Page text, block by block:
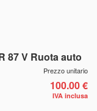
87 V Ruota auto
Prezzo unitario
100.00 €
IVA inclusa